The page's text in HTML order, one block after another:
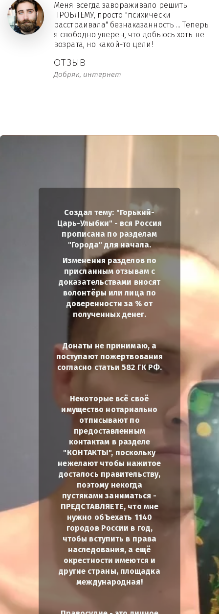
ОТЗЫВ
Добряк, интернет
Меня всегда завораживало решить
ПРОБЛЕМУ, просто "психически
расстраивала" безнаказанность ... Теперь
я свободно уверен, что добьюсь хоть не
возрата, но какой-то цели!
Создал тему: "Горький-
Царь-Улыбки" - вся Россия
прописана по разделам
"Города" для начала.
Изменения разделов по
присланным отзывам с
доказательствами вносят
волонтёры или лица по
доверенности за % от
полученных денег.
Донаты не принимаю, а
поступают пожертвования
согласно статьи 582 ГК РФ.
Некоторые всё своё
имущество нотариально
отписывают по
предоставленным
контактам в разделе
"КОНТАКТЫ", поскольку
нежелают чтобы нажитое
досталось правительству,
поэтому некогда
пустяками заниматься -
ПРЕДСТАВЛЯЕТЕ, что мне
нужно обЪехать 1140
городов России в год,
чтобы вступить в права
наследования, а ещё
окрестности имеются и
другие страны, площадка
международная!